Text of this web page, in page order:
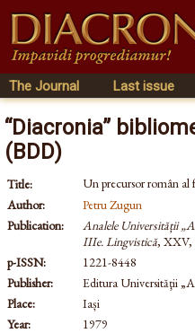
The Journal Last issue
“Diacronia”
(BDD)
Title:
Un precursor român al
Author:
Petru Zugun
Publication:
Analele Universității
IIIe. Lingvistică, XXV,
p-ISSN:
1221-8448
Publisher:
Editura Universităţii
Place:
Iași
Year:
1979